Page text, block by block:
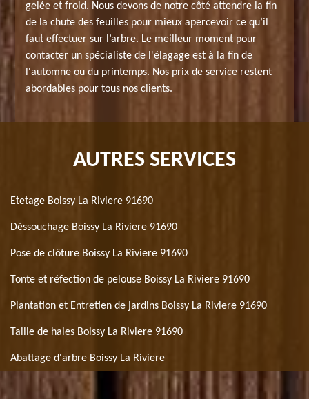
gelée et froid. Nous devons de notre côté attendre la fin
de la chute des feuilles pour mieux apercevoir ce qu’il
faut effectuer sur l’arbre. Le meilleur moment pour
contacter un spécialiste de l'élagage est à la fin de
l'automne ou du printemps. Nos prix de service restent
abordables pour tous nos clients.
AUTRES SERVICES
Etetage Boissy La Riviere 91690
Déssouchage Boissy La Riviere 91690
Pose de clôture Boissy La Riviere 91690
Tonte et réfection de pelouse Boissy La Riviere 91690
Plantation et Entretien de jardins Boissy La Riviere 91690
Taille de haies Boissy La Riviere 91690
Abattage d'arbre Boissy La Riviere